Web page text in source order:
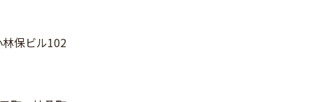
保ビル102